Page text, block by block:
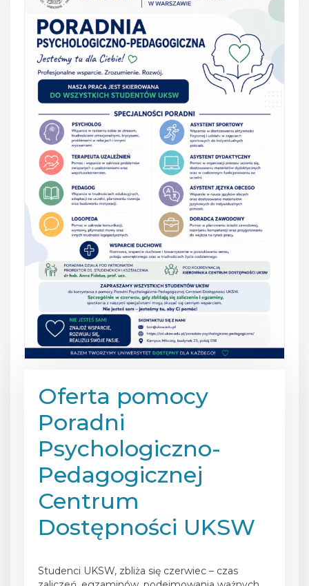
Oferta pomocy
Poradni
Psychologiczno-
Pedagogicznej
Centrum
Dostępności UKSW
Studenci UKSW, zbliża się czerwiec – czas